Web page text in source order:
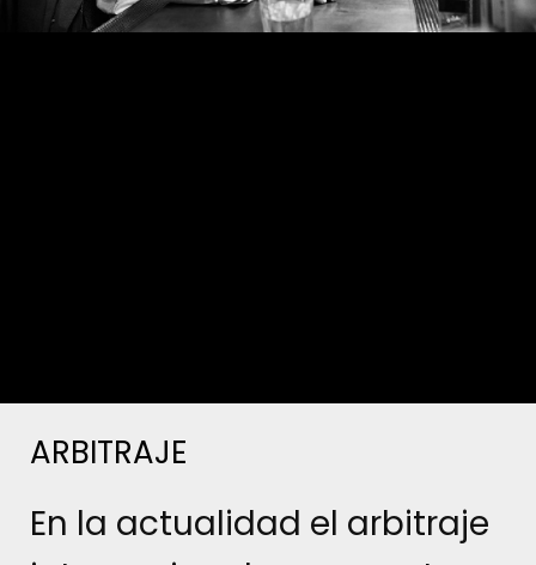
ARBITRAJE
En la actualidad el arbitraje